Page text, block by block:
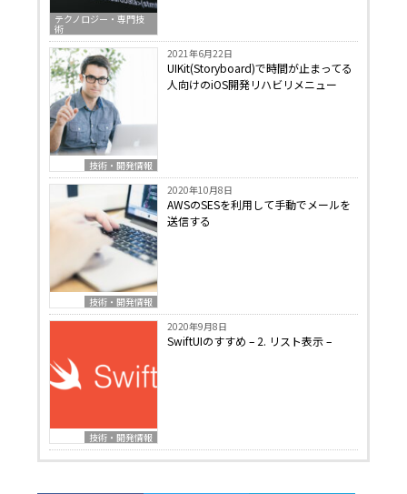
テクノロジー・専門技
術
技術・開発情報
2021年6月22日
UIKit(Storyboard)で時間が止まってる
人向けのiOS開発リハビリメニュー
技術・開発情報
2020年10月8日
AWSのSESを利用して手動でメールを
送信する
技術・開発情報
2020年9月8日
SwiftUIのすすめ – 2. リスト表示 –